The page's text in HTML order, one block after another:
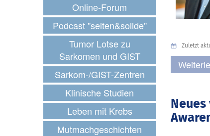
Online-Forum
Podcast "selten&solide"
Tumor Lotse zu
Sarkomen und GIST
Sarkom-/GIST-Zentren
Klinische Studien
Leben mit Krebs
Mutmachgeschichten
Zuletzt